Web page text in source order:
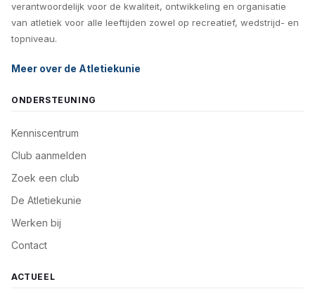
verantwoordelijk voor de kwaliteit, ontwikkeling en organisatie
van atletiek voor alle leeftijden zowel op recreatief, wedstrijd- en
topniveau.
Meer over de Atletiekunie
ONDERSTEUNING
Kenniscentrum
Club aanmelden
Zoek een club
De Atletiekunie
Werken bij
Contact
ACTUEEL